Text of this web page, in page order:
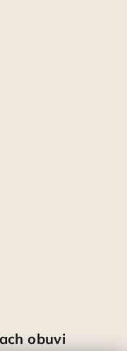
obuvi